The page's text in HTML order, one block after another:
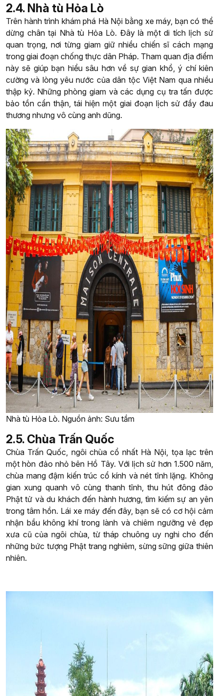
2.4. Nhà tù Hỏa Lò
Trên hành trình khám phá Hà Nội bằng xe máy, bạn có thể
dừng chân tại Nhà tù Hỏa Lò. Đây là một di tích lịch sử
quan trọng, nơi từng giam giữ nhiều chiến sĩ cách mạng
trong giai đoạn chống thực dân Pháp. Tham quan địa điểm
này sẽ giúp bạn hiểu sâu hơn về sự gian khổ, ý chí kiên
cường và lòng yêu nước của dân tộc Việt Nam qua nhiều
thập kỷ. Những phòng giam và các dụng cụ tra tấn được
bảo tồn cẩn thận, tái hiện một giai đoạn lịch sử đầy đau
thương nhưng vô cùng anh dũng.
Nhà tù Hỏa Lò. Nguồn ảnh: Sưu tầm
2.5. Chùa Trấn Quốc
Chùa Trấn Quốc, ngôi chùa cổ nhất Hà Nội, tọa lạc trên
một hòn đảo nhỏ bên Hồ Tây. Với lịch sử hơn 1.500 năm,
chùa mang đậm kiến trúc cổ kính và nét tĩnh lặng. Không
gian xung quanh vô cùng thanh tĩnh, thu hút đông đảo
Phật tử và du khách đến hành hương, tìm kiếm sự an yên
trong tâm hồn. Lái xe máy đến đây, bạn sẽ có cơ hội cảm
nhận bầu không khí trong lành và chiêm ngưỡng vẻ đẹp
xưa cũ của ngôi chùa, từ tháp chuông uy nghi cho đến
những bức tượng Phật trang nghiêm, sừng sững giữa thiên
nhiên.